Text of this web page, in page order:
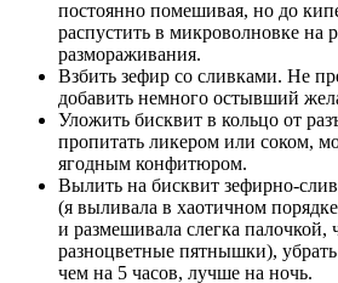
постоянно помешивая, но до
распустить в микроволновке на
размораживания.
Взбить зефир со сливками. Не
добавить немного остывший
Уложить бисквит в кольцо от
пропитать ликером или соком,
ягодным конфитюром.
Вылить на бисквит зефирно-
(я выливала в хаотичном
и размешивала слегка палочкой,
разноцветные пятнышки),
чем на 5 часов, лучше на ночь.